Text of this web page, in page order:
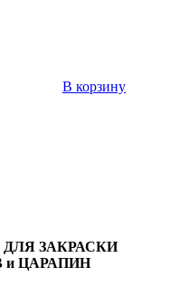
В корзину
ЗАКРАСКИ
и ЦАРАПИН